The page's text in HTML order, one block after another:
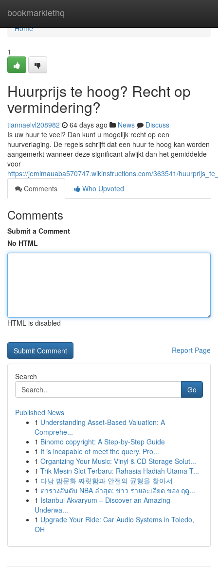
bookmarklethq
Home
Home
1
Huurprijs te hoog? Recht op
vermindering?
tiannaelvl208982 64 days ago News
Discuss
Is uw huur te veel? Dan kunt u mogelijk recht op een
huurverlaging. De regels schrijft dat een huur te hoog kan worden
aangemerkt wanneer deze significant afwijkt dan het gemiddelde
voor
https://jemimauaba570747.wikinstructions.com/363541/
Comments
Who Upvoted
Comments
Submit a Comment
No HTML
HTML is disabled
Report Page
Search
Go
Published News
1 Understanding Asset-Based Valuation: A
Comprehe...
1 Binomo copyright: A Step-by-Step Guide
1 It is incapable of meet the query. Pro...
1 Organizing Your Music: Vinyl & CD Storage Solut...
1 Trik Mesin Slot Terbaru: Rahasia Hadiah Utama T...
1 다낭 밤문화 짜릿함과 안전의 균형을 찾아서
1 ตารางอันดับ NBA ล่าสุด: ข่าว รายละเอียด ของ ฤดู...
1 Istanbul Akvaryum – Discover an Amazing
Underwa...
1 Upgrade Your Ride: Car Audio Systems in Toledo,
OH